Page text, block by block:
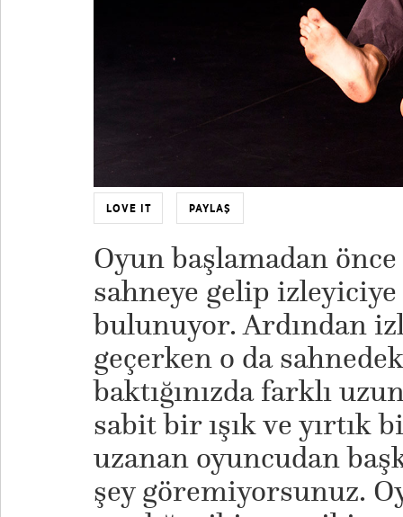
LOVE IT PAYLAŞ
Oyun başlamadan
sahneye gelip
bulunuyor. Ardından
geçerken o da
baktığınızda farklı
sabit bir ışık ve yırtık
uzanan oyuncudan
şey göremiyorsunuz.